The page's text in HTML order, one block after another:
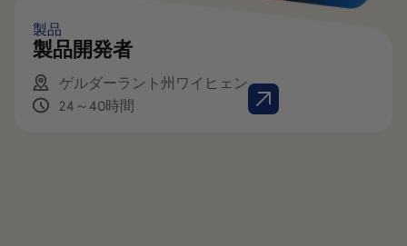
製品
製品開発者
ゲルダーラント州ワイヒェン
24～40時間